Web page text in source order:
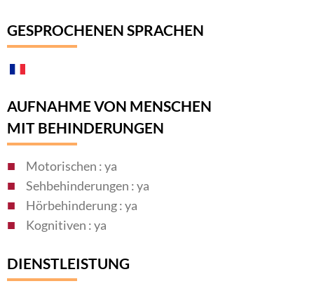
GESPROCHENEN SPRACHEN
AUFNAHME VON MENSCHEN
MIT BEHINDERUNGEN
Motorischen : ya
Sehbehinderungen : ya
Hörbehinderung : ya
Kognitiven : ya
DIENSTLEISTUNG